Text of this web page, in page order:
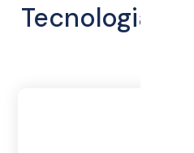
Tecnologia di